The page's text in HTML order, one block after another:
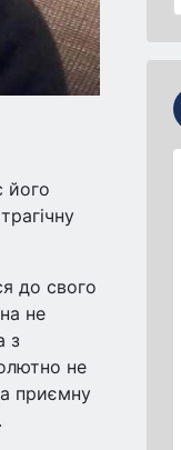
його
до свого
не
з
не
приємну